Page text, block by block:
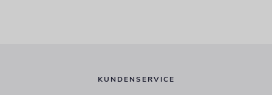
KUNDENSERVICE